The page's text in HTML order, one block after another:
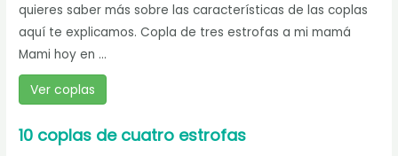
quieres saber más sobre las características de las coplas
aquí te explicamos. Copla de tres estrofas a mi mamá
Mami hoy en ...
Ver coplas
10 coplas de cuatro estrofas